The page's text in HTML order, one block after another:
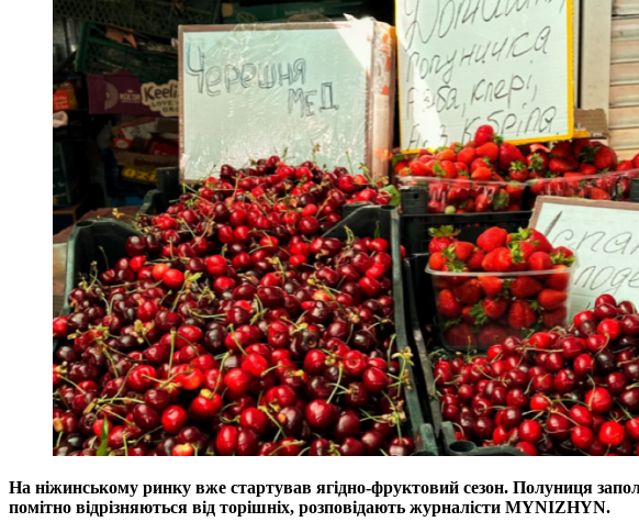
На ніжинському ринку вже стартував ягідно-фруктовий сезон. Полуниця
помітно відрізняються від торішніх, розповідають журналісти MYNIZHYN.